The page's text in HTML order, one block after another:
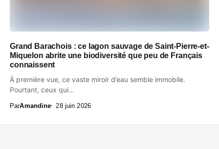
Grand Barachois : ce lagon sauvage de Saint-Pierre-et-
Miquelon abrite une biodiversité que peu de Français
connaissent
À première vue, ce vaste miroir d’eau semble immobile.
Pourtant, ceux qui...
ParAmandine 28 juin 2026